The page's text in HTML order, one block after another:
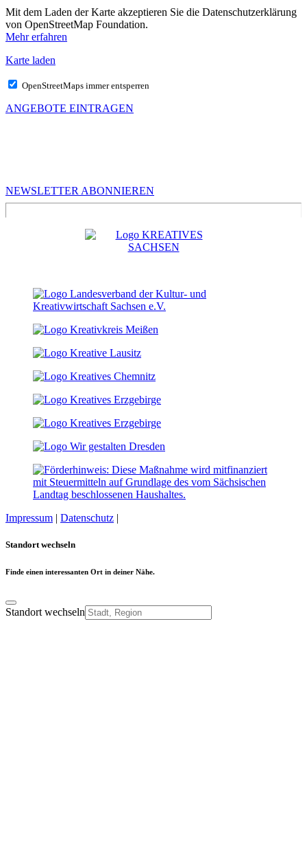
Mit dem Laden der Karte akzeptieren Sie die Datenschutzerklärung
von OpenStreetMap Foundation.
Mehr erfahren
Karte laden
OpenStreetMaps immer entsperren
ANGEBOTE EINTRAGEN
NEWSLETTER ABONNIEREN
Impressum | Datenschutz |
Standort wechseln
Finde einen interessanten Ort in deiner Nähe.
Standort wechseln